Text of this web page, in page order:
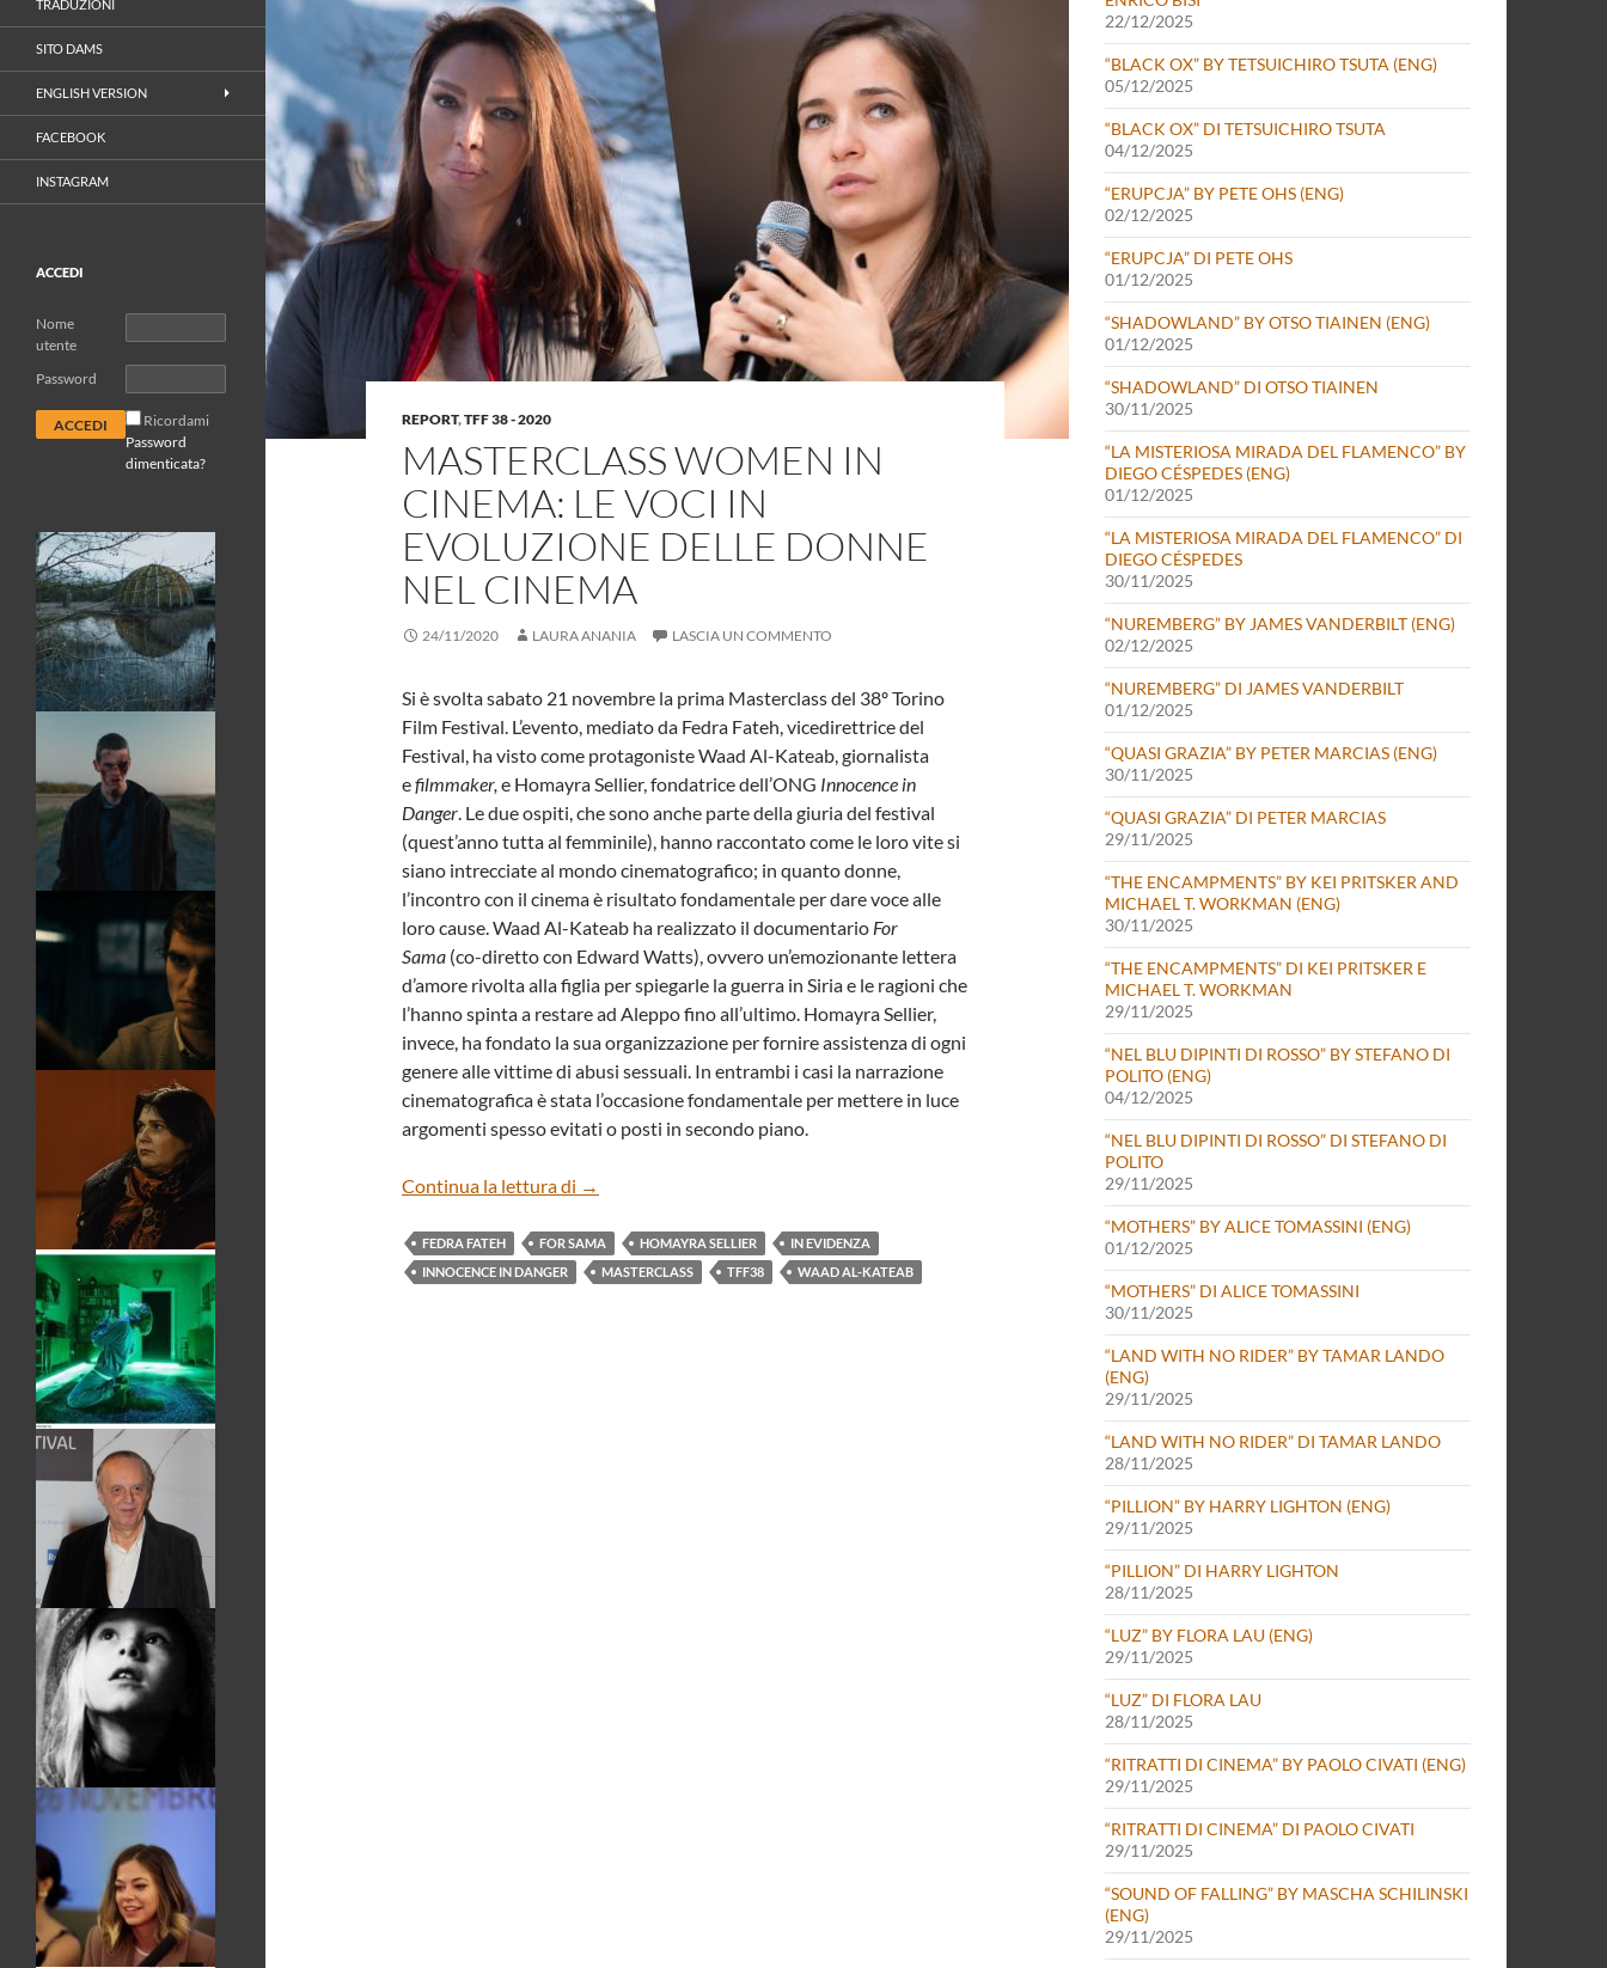
REPORT,TFF 38 - 2020
MASTERCLASS WOMEN IN
CINEMA: LE VOCI IN
EVOLUZIONE DELLE DONNE
NEL CINEMA
24/11/2020 LAURA ANANIA LASCIA UN COMMENTO
Si è svolta sabato 21 novembre la prima Masterclass del 38º Torino
Film Festival. L’evento, mediato da Fedra Fateh, vicedirettrice del
Festival, ha visto come protagoniste Waad Al-Kateab, giornalista
efilmmaker, e Homayra Sellier, fondatrice dell’ONG Innocence in
Danger. Le due ospiti, che sono anche parte della giuria del festival
(quest’anno tutta al femminile), hanno raccontato come le loro vite si
siano intrecciate al mondo cinematografico; in quanto donne,
l’incontro con il cinema è risultato fondamentale per dare voce alle
loro cause. Waad Al-Kateab ha realizzato il documentario For
Sama (co-diretto con Edward Watts), ovvero un’emozionante lettera
d’amore rivolta alla figlia per spiegarle la guerra in Siria e le ragioni che
l’hanno spinta a restare ad Aleppo fino all’ultimo. Homayra Sellier,
invece, ha fondato la sua organizzazione per fornire assistenza di ogni
genere alle vittime di abusi sessuali. In entrambi i casi la narrazione
cinematografica è stata l’occasione fondamentale per mettere in luce
argomenti spesso evitati o posti in secondo piano.
Continua la lettura di MASTERCLASS WOMEN IN CINEMA: LE VOCI IN EVOLUZIONE DELLE DONNE NEL CINEMA
→
FEDRA FATEH FOR SAMA HOMAYRA SELLIER
IN EVIDENZA
INNOCENCE IN DANGER
MASTERCLASS TFF38 WAAD AL-KATEAB
22/12/2025
“BLACK OX” BY TETSUICHIRO TSUTA (ENG)
05/12/2025
“BLACK OX” DI TETSUICHIRO TSUTA
04/12/2025
“ERUPCJA” BY PETE OHS (ENG)
02/12/2025
“ERUPCJA” DI PETE OHS
01/12/2025
“SHADOWLAND” BY OTSO TIAINEN (ENG)
01/12/2025
“SHADOWLAND” DI OTSO TIAINEN
30/11/2025
“LA MISTERIOSA MIRADA DEL FLAMENCO” BY
DIEGO CÉSPEDES (ENG)
01/12/2025
“LA MISTERIOSA MIRADA DEL FLAMENCO” DI
DIEGO CÉSPEDES
30/11/2025
“NUREMBERG” BY JAMES VANDERBILT (ENG)
02/12/2025
“NUREMBERG” DI JAMES VANDERBILT
01/12/2025
“QUASI GRAZIA” BY PETER MARCIAS (ENG)
30/11/2025
“QUASI GRAZIA” DI PETER MARCIAS
29/11/2025
“THE ENCAMPMENTS” BY KEI PRITSKER AND
MICHAEL T. WORKMAN (ENG)
30/11/2025
“THE ENCAMPMENTS” DI KEI PRITSKER E
MICHAEL T. WORKMAN
29/11/2025
“NEL BLU DIPINTI DI ROSSO” BY STEFANO DI
POLITO (ENG)
04/12/2025
“NEL BLU DIPINTI DI ROSSO” DI STEFANO DI
POLITO
29/11/2025
“MOTHERS” BY ALICE TOMASSINI (ENG)
01/12/2025
“MOTHERS” DI ALICE TOMASSINI
30/11/2025
“LAND WITH NO RIDER” BY TAMAR LANDO
(ENG)
29/11/2025
“LAND WITH NO RIDER” DI TAMAR LANDO
28/11/2025
“PILLION” BY HARRY LIGHTON (ENG)
29/11/2025
“PILLION” DI HARRY LIGHTON
28/11/2025
“LUZ” BY FLORA LAU (ENG)
29/11/2025
“LUZ” DI FLORA LAU
28/11/2025
“RITRATTI DI CINEMA” BY PAOLO CIVATI (ENG)
29/11/2025
“RITRATTI DI CINEMA” DI PAOLO CIVATI
29/11/2025
“SOUND OF FALLING” BY MASCHA SCHILINSKI
(ENG)
29/11/2025
TRADUZIONI
SITO DAMS
ENGLISH VERSION
FACEBOOK
INSTAGRAM
ACCEDI
Nome
utente
Password
Ricordami
Password
dimenticata?